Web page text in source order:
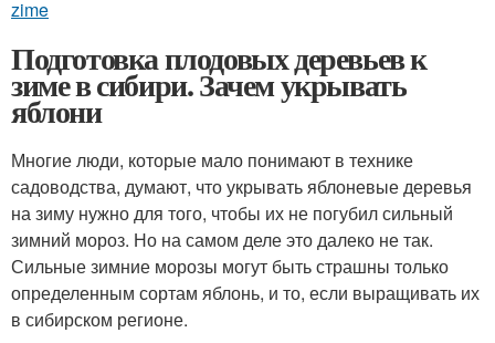
zime
Подготовка плодовых деревьев к
зиме в сибири. Зачем укрывать
яблони
Многие люди, которые мало понимают в технике
садоводства, думают, что укрывать яблоневые деревья
на зиму нужно для того, чтобы их не погубил сильный
зимний мороз. Но на самом деле это далеко не так.
Сильные зимние морозы могут быть страшны только
определенным сортам яблонь, и то, если выращивать их
в сибирском регионе.